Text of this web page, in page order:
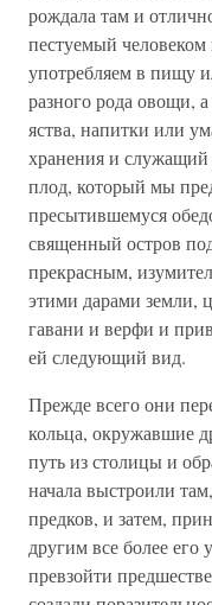
рождала там и
пестуемый
употребляем в пищу
разного рода овощи,
яства, напитки или
хранения и служащий
плод, который мы
пресытившемуся
священный остров
прекрасным,
этими дарами земли,
гавани и верфи и
ей следующий вид.
Прежде всего они
кольца, окружавшие
путь из столицы и
начала выстроили
предков, и затем,
другим все более его
превзойти